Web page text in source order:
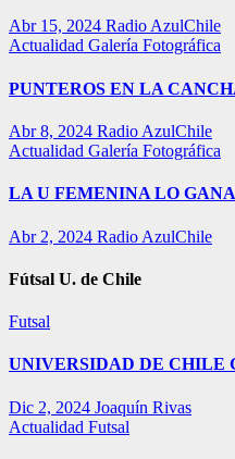
Abr 15, 2024 Radio AzulChile
Actualidad Galería Fotográfica
PUNTEROS EN LA
Abr 8, 2024 Radio AzulChile
Actualidad Galería Fotográfica
LA U FEMENINA LO
Abr 2, 2024 Radio AzulChile
Fútsal U. de Chile
Futsal
UNIVERSIDAD DE CHILE
Dic 2, 2024 Joaquín Rivas
Actualidad Futsal